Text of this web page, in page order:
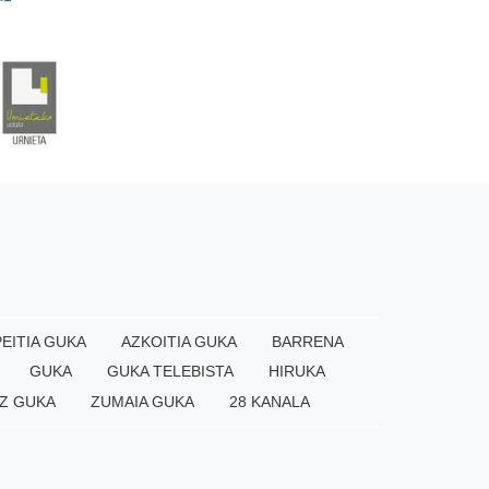
GUKA AZKOITIA GUKA
BARRENA
GUKA GUKA TELEBISTA
HIRUKA
GUKA ZUMAIA GUKA 28 KANALA